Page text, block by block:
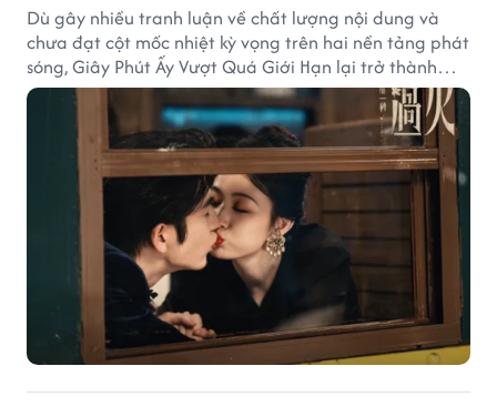
Dù gây nhiều tranh luận về chất lượng nội dung và
chưa đạt cột mốc nhiệt kỳ vọng trên hai nền tảng phát
sóng, Giây Phút Ấy Vượt Quá Giới Hạn lại trở thành
hiện tượng ở khía cạnh thương mại.